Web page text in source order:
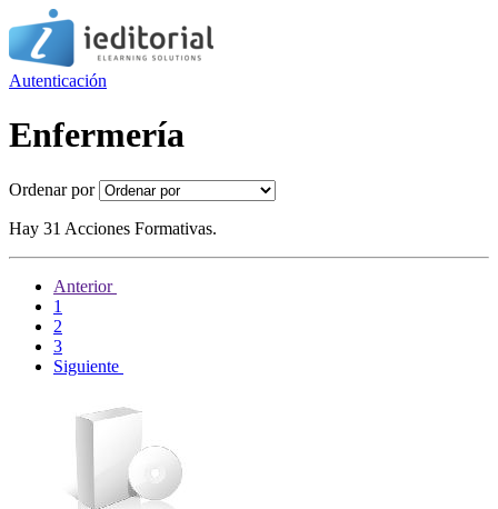
Autenticación
Enfermería
Ordenar por
Hay 31 Acciones Formativas.
Anterior
1
2
3
Siguiente